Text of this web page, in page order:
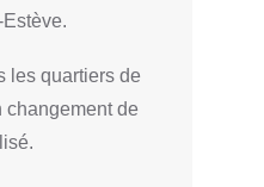
les quartiers de
changement de